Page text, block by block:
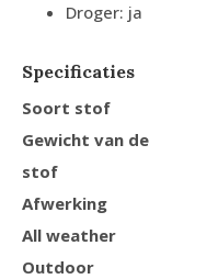
Droger: ja
Specificaties
Soort stof
Gewicht van de
stof
Afwerking
All weather
Outdoor